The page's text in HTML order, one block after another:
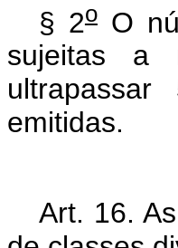
§ 2oO
sujeitas a
Art. 16.